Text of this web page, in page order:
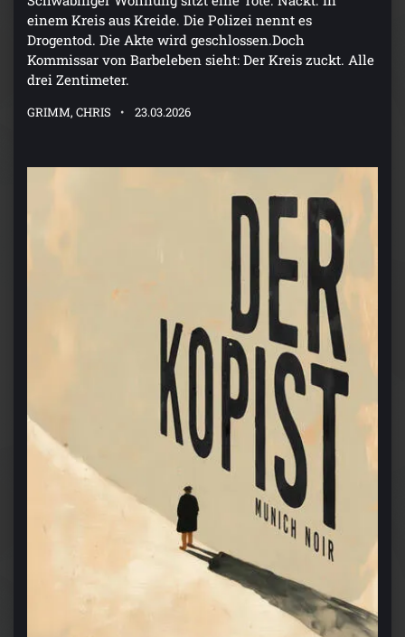
einem Kreis aus Kreide. Die Polizei nennt es
Drogentod. Die Akte wird geschlossen.Doch
Kommissar von Barbeleben sieht: Der Kreis zuckt. Alle
drei Zentimeter.
GRIMM, CHRIS 23.03.2026